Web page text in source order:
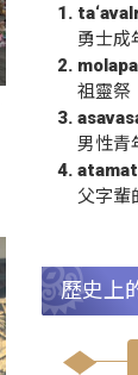
勇士成
祖靈祭
男性青
父字輩
歷史上